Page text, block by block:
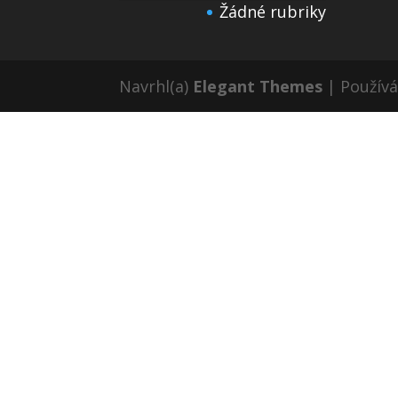
Žádné rubriky
Navrhl(a) Elegant Themes |